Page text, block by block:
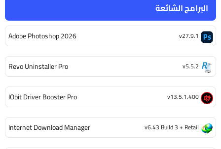
البرامج الشائعة
Adobe Photoshop 2026 v27.9.1
Revo Uninstaller Pro v5.5.2
IObit Driver Booster Pro v13.5.1.400
Internet Download Manager v6.43 Build 3 + Retail